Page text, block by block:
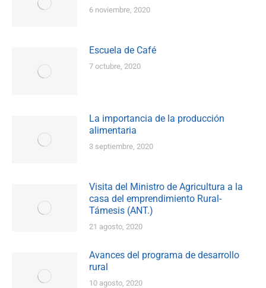
6 noviembre, 2020
Escuela de Café
7 octubre, 2020
La importancia de la producción
alimentaria
3 septiembre, 2020
Visita del Ministro de Agricultura a la
casa del emprendimiento Rural-
Támesis (ANT.)
21 agosto, 2020
Avances del programa de desarrollo
rural
10 agosto, 2020